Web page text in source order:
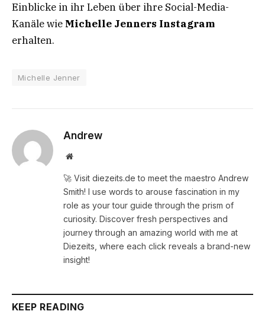
Einblicke in ihr Leben über ihre Social-Media-
Kanäle wie Michelle Jenners Instagram
erhalten.
Michelle Jenner
Andrew
Website
🚀 Visit diezeits.de to meet the maestro Andrew
Smith! I use words to arouse fascination in my
role as your tour guide through the prism of
curiosity. Discover fresh perspectives and
journey through an amazing world with me at
Diezeits, where each click reveals a brand-new
insight!
KEEP READING